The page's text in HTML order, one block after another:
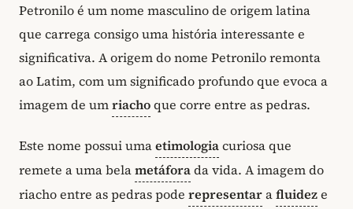
Petronilo é um nome masculino de origem latina
que carrega consigo uma história interessante e
significativa. A origem do nome Petronilo remonta
ao Latim, com um significado profundo que evoca a
imagem de umriachoque corre entre as pedras.
Este nome possui umaetimologiacuriosa que
remete a uma belametáforada vida. A imagem do
riacho entre as pedras pode representarafluideze